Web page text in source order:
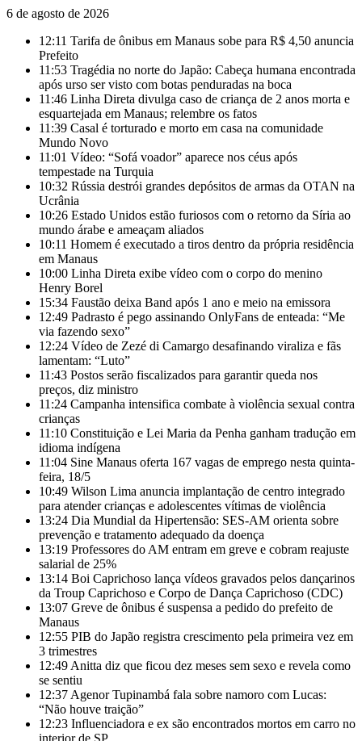
6 de agosto de 2026
12:11 Tarifa de ônibus em Manaus sobe para R$ 4,50 anuncia
Prefeito
11:53 Tragédia no norte do Japão: Cabeça humana encontrada
após urso ser visto com botas penduradas na boca
11:46 Linha Direta divulga caso de criança de 2 anos morta e
esquartejada em Manaus; relembre os fatos
11:39 Casal é torturado e morto em casa na comunidade
Mundo Novo
11:01 Vídeo: “Sofá voador” aparece nos céus após
tempestade na Turquia
10:32 Rússia destrói grandes depósitos de armas da OTAN na
Ucrânia
10:26 Estado Unidos estão furiosos com o retorno da Síria ao
mundo árabe e ameaçam aliados
10:11 Homem é executado a tiros dentro da própria residência
em Manaus
10:00 Linha Direta exibe vídeo com o corpo do menino
Henry Borel
15:34 Faustão deixa Band após 1 ano e meio na emissora
12:49 Padrasto é pego assinando OnlyFans de enteada: “Me
via fazendo sexo”
12:24 Vídeo de Zezé di Camargo desafinando viraliza e fãs
lamentam: “Luto”
11:43 Postos serão fiscalizados para garantir queda nos
preços, diz ministro
11:24 Campanha intensifica combate à violência sexual contra
crianças
11:10 Constituição e Lei Maria da Penha ganham tradução em
idioma indígena
11:04 Sine Manaus oferta 167 vagas de emprego nesta quinta-
feira, 18/5
10:49 Wilson Lima anuncia implantação de centro integrado
para atender crianças e adolescentes vítimas de violência
13:24 Dia Mundial da Hipertensão: SES-AM orienta sobre
prevenção e tratamento adequado da doença
13:19 Professores do AM entram em greve e cobram reajuste
salarial de 25%
13:14 Boi Caprichoso lança vídeos gravados pelos dançarinos
da Troup Caprichoso e Corpo de Dança Caprichoso (CDC)
13:07 Greve de ônibus é suspensa a pedido do prefeito de
Manaus
12:55 PIB do Japão registra crescimento pela primeira vez em
3 trimestres
12:49 Anitta diz que ficou dez meses sem sexo e revela como
se sentiu
12:37 Agenor Tupinambá fala sobre namoro com Lucas:
“Não houve traição”
12:23 Influenciadora e ex são encontrados mortos em carro no
interior de SP